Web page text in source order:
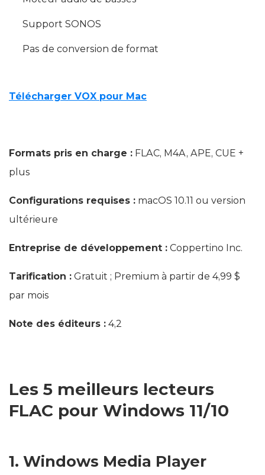
Support SONOS
Pas de conversion de format
Télécharger VOX pour Mac
Formats pris en charge : FLAC, M4A, APE, CUE +
plus
Configurations requises : macOS 10.11 ou version
ultérieure
Entreprise de développement : Coppertino Inc.
Tarification : Gratuit ; Premium à partir de 4,99 $
par mois
Note des éditeurs : 4,2
Les 5 meilleurs lecteurs
FLAC pour Windows 11/10
1. Windows Media Player